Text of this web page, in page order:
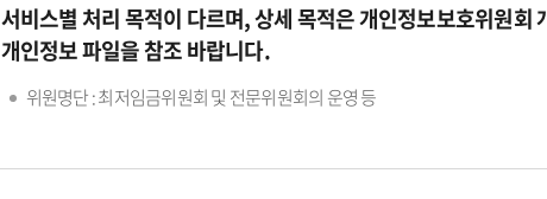
서비스별 처리 목적이 다르며, 상세 목적은 개인정보보호위원회
개인정보 파일을 참조 바랍니다.
위원명단 : 최저임금위원회 및 전문위원회의 운영 등